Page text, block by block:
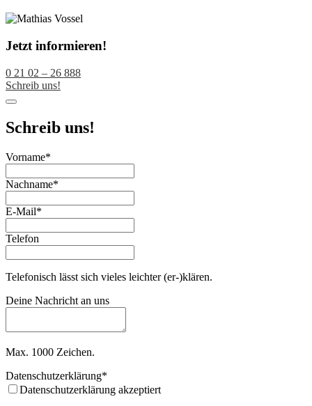
Jetzt informieren!
0 21 02 – 26 888
Schreib uns!
Schreib uns!
Email*
Vorname*
Nachname*
E-Mail*
Telefon
Telefonisch lässt sich vieles leichter (er-)klären.
Deine Nachricht an uns
Max. 1000 Zeichen.
Datenschutzerklärung*
Datenschutzerklärung akzeptiert